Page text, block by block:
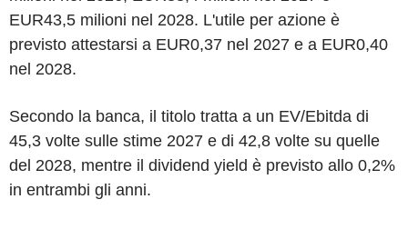
EUR43,5 milioni nel 2028. L'utile per azione è
previsto attestarsi a EUR0,37 nel 2027 e a EUR0,40
nel 2028.
Secondo la banca, il titolo tratta a un EV/Ebitda di
45,3 volte sulle stime 2027 e di 42,8 volte su quelle
del 2028, mentre il dividend yield è previsto allo 0,2%
in entrambi gli anni.